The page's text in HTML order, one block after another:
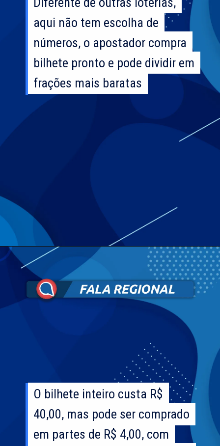
aqui não tem escolha de
números, o apostador compra
bilhete pronto e pode dividir em
frações mais baratas
aqui não tem escolha de
números, o apostador compra
bilhete pronto e pode dividir em
frações mais baratas
O bilhete inteiro custa R$
40,00, mas pode ser comprado
em partes de R$ 4,00, com
O bilhete inteiro custa R$
40,00, mas pode ser comprado
em partes de R$ 4,00, com